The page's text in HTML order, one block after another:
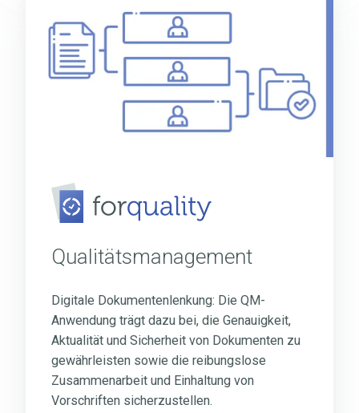
Qualitätsmanagement
Digitale Dokumentenlenkung: Die QM-
Anwendung trägt dazu bei, die Genauigkeit,
Aktualität und Sicherheit von Dokumenten zu
gewährleisten sowie die reibungslose
Zusammenarbeit und Einhaltung von
Vorschriften sicherzustellen.